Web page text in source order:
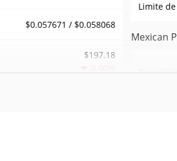
$0.057671 / $0.058068
$197.18
0.00%
Limite
Mexican
Baixa /